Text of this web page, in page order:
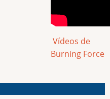
Vídeos de
Burning Force